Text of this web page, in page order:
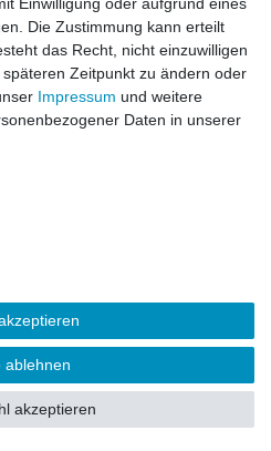
Widerrufs­recht
Alle Rechte vorbehalten.
Die Zustimmung kann erteilt
das Recht, nicht einzuwilligen
Zeitpunkt zu ändern oder
Impressum und weitere
Daten in unserer
ablehnen
akzeptieren